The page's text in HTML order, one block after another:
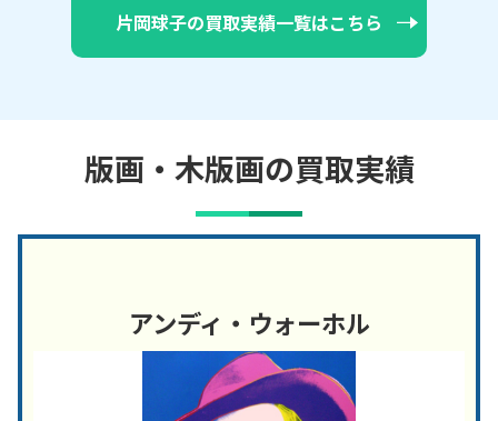
片岡球子の買取実績一覧はこちら
版画・木版画の買取実績
アンディ・ウォーホル